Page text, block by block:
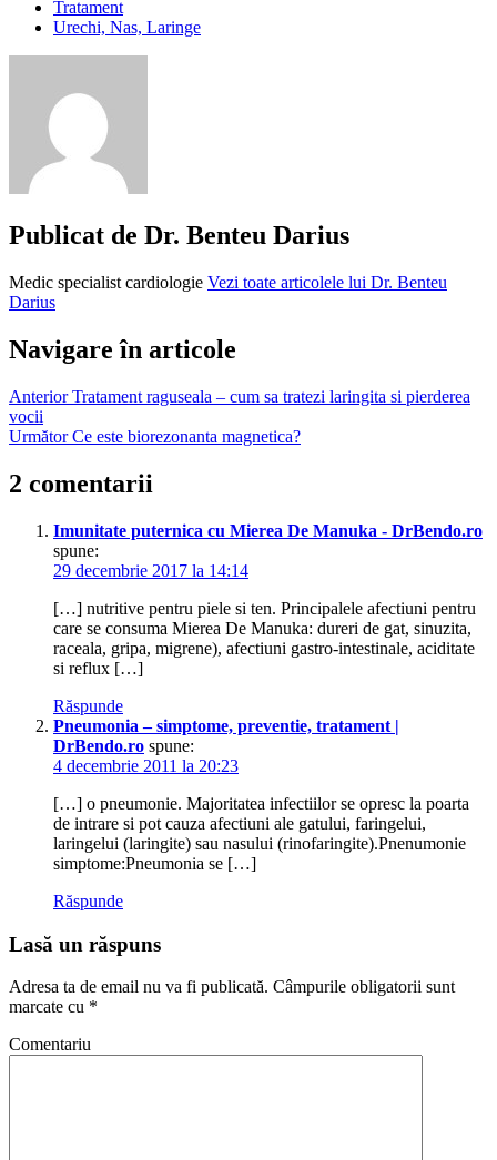
Tratament
Urechi, Nas, Laringe
in
dureri
in
gargara
gat
hidrastis
hrean
miere
pentru
nod
gat
in
solutii
gargara
tratament
naturist
durere
gat
Publicat de Dr. Benteu Darius
Medic specialist cardiologie Vezi toate articolele lui Dr. Benteu
Darius
Navigare în articole
AnteriorTratament raguseala – cum sa tratezi laringita si pierderea
vocii
UrmătorCe este biorezonanta magnetica?
2 comentarii
Imunitate puternica cu Mierea De Manuka - DrBendo.ro
spune:
29 decembrie 2017 la 14:14
[…] nutritive pentru piele si ten. Principalele afectiuni pentru
care se consuma Mierea De Manuka: dureri de gat, sinuzita,
raceala, gripa, migrene), afectiuni gastro-intestinale, aciditate
si reflux […]
Răspunde
Pneumonia – simptome, preventie, tratament |
DrBendo.ro spune:
4 decembrie 2011 la 20:23
[…] o pneumonie. Majoritatea infectiilor se opresc la poarta
de intrare si pot cauza afectiuni ale gatului, faringelui,
laringelui (laringite) sau nasului (rinofaringite).Pnenumonie
simptome:Pneumonia se […]
Răspunde
Lasă un răspuns
Adresa ta de email nu va fi publicată. Câmpurile obligatorii sunt
marcate cu *
Comentariu